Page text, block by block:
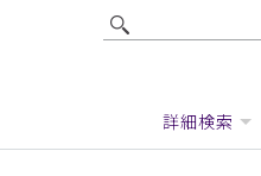
詳細検索